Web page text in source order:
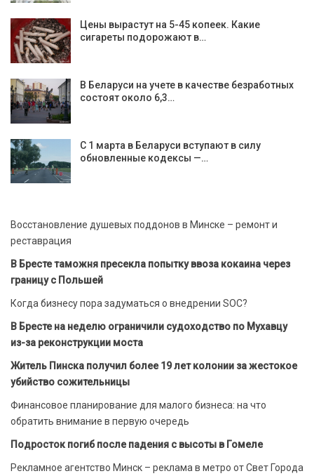
Цены вырастут на 5-45 копеек. Какие
сигареты подорожают в…
В Беларуси на учете в качестве безработных
состоят около 6,3…
С 1 марта в Беларуси вступают в силу
обновленные кодексы —…
Восстановление душевых поддонов в Минске – ремонт и
реставрация
В Бресте таможня пресекла попытку ввоза кокаина через
границу с Польшей
Когда бизнесу пора задуматься о внедрении SOC?
В Бресте на неделю ограничили судоходство по Мухавцу
из-за реконструкции моста
Житель Пинска получил более 19 лет колонии за жестокое
убийство сожительницы
Финансовое планирование для малого бизнеса: на что
обратить внимание в первую очередь
Подросток погиб после падения с высоты в Гомеле
Рекламное агентство Минск – реклама в метро от Свет Города